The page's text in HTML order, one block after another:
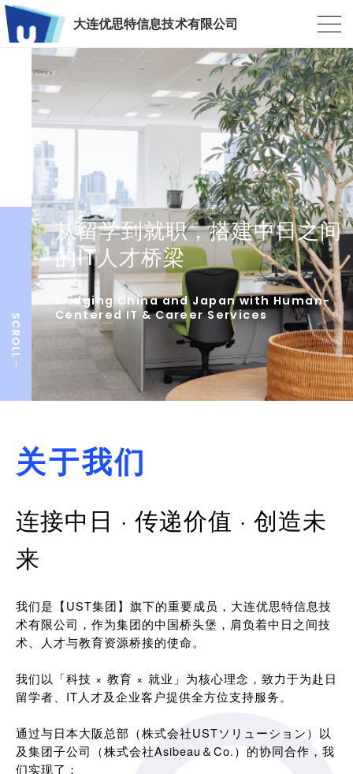
大连优思特信息技术有限公司
从留学到就职，搭建中日之间
的IT人才桥梁
Bridging China and Japan with Human-
Centered IT & Career Services
关于我们
连接中日 · 传递价值 · 创造未
来
我们是【UST集团】旗下的重要成员，大连优思特信息技
术有限公司，作为集团的中国桥头堡，肩负着中日之间技
术、人才与教育资源桥接的使命。
我们以「科技 × 教育 × 就业」为核心理念，致力于为赴日
留学者、IT人才及企业客户提供全方位支持服务。
通过与日本大阪总部（株式会社USTソリューション）以
及集团子公司（株式会社Asibeau＆Co.）的协同合作，我
们实现了：